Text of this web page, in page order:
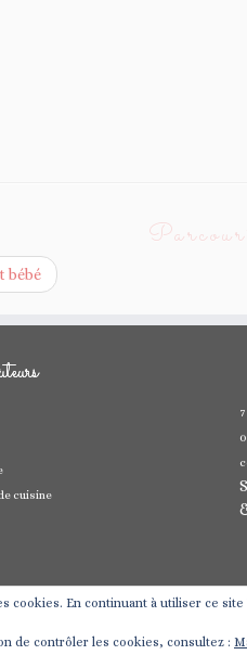
bébé
cuisine
cookies. En continuant à utiliser ce
de contrôler les cookies, consultez :